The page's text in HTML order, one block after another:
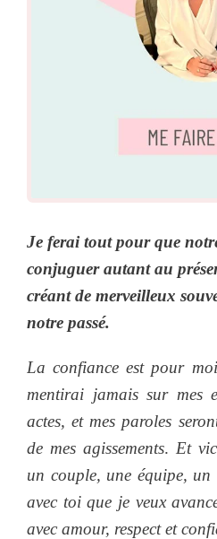
Je ferai tout pour que
conjuguer autant au
créant de merveilleux
notre passé.
La confiance est pour
mentirai jamais sur mes
actes, et mes paroles
de mes agissements. Et
un couple, une équipe,
avec toi que je veux
avec amour, respect et